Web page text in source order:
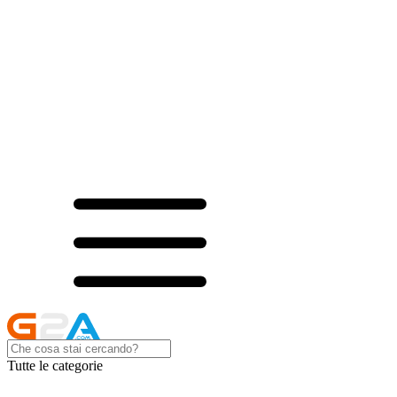
Tutte le categorie